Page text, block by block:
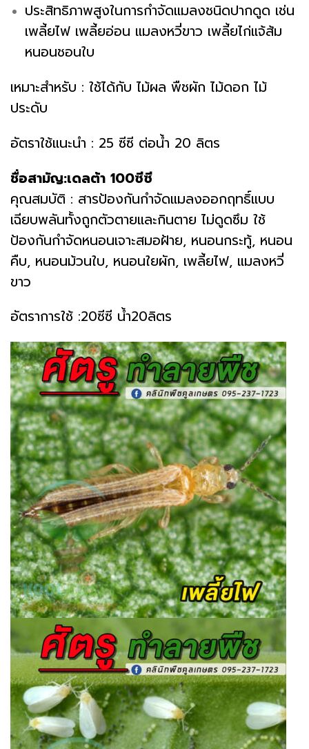
ประสิทธิภาพสูงในการกำจัดแมลงชนิดปากดูด เช่น
เพลี้ยไฟ เพลี้ยอ่อน แมลงหวี่ขาว เพลี้ยไก่แจ้ส้ม
หนอนชอนใบ
เหมาะสำหรับ : ใช้ได้กับ ไม้ผล พืชผัก ไม้ดอก ไม้
ประดับ
อัตราใช้แนะนำ : 25 ซีซี ต่อน้ำ 20 ลิตร
ชื่อสามัญ:เดลต้า 100ซีซี
คุณสมบัติ : สารป้องกันกำจัดแมลงออกฤทธิ์แบบ
เฉียบพลันทั้งถูกตัวตายและกินตาย ไม่ดูดซึม ใช้
ป้องกันกำจัดหนอนเจาะสมอฝ้าย, หนอนกระทู้, หนอน
คืบ, หนอนม้วนใบ, หนอนใยผัก, เพลี้ยไฟ, แมลงหวี่
ขาว
อัตราการใช้ :20ซีซี น้ำ20ลิตร